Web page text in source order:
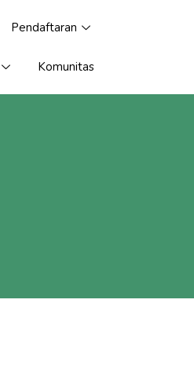
Pendaftaran
Komunitas